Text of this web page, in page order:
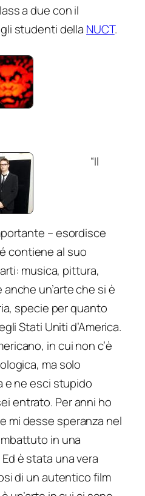
a due con il
studenti della NUCT.
“Il
– esordisce
contiene al suo
musica, pittura,
un’arte che si è
specie per quanto
Stati Uniti d’America.
in cui non c’è
ma solo
e ne esci stupido
entrato. Per anni ho
mi desse speranza nel
in una
è stata una vera
di un autentico film